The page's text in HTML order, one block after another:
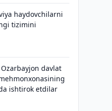
haydovchilarni
tizimini
davlat
ishtirok etdilar